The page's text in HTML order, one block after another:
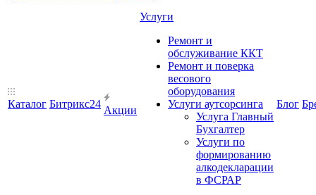
Каталог Битрикс24
Акции
Услуги
Ремонт и
обслуживание ККТ
Ремонт и поверка
весового
оборудования
Услуги аутсорсинга
Услуга Главный
Бухгалтер
Услуги по
формированию
алкодекларации
в ФСРАР
Блог